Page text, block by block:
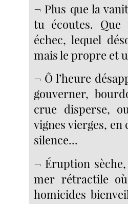
¬ Plus que la
tu écoutes. Que
échec, lequel
mais le propre et
¬ Ô l’heure
gouverner,
crue disperse,
vignes vierges, en
silence...
¬ Éruption
mer rétractile
homicides